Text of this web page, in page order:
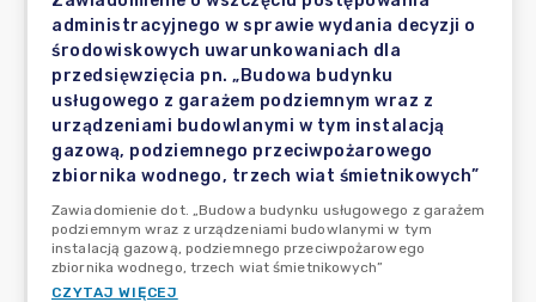
administracyjnego w sprawie wydania decyzji o
środowiskowych uwarunkowaniach dla
przedsięwzięcia pn. „Budowa budynku
usługowego z garażem podziemnym wraz z
urządzeniami budowlanymi w tym instalacją
gazową, podziemnego przeciwpożarowego
zbiornika wodnego, trzech wiat śmietnikowych”
Zawiadomienie dot. „Budowa budynku usługowego z garażem
podziemnym wraz z urządzeniami budowlanymi w tym
instalacją gazową, podziemnego przeciwpożarowego
zbiornika wodnego, trzech wiat śmietnikowych”
CZYTAJ WIĘCEJ